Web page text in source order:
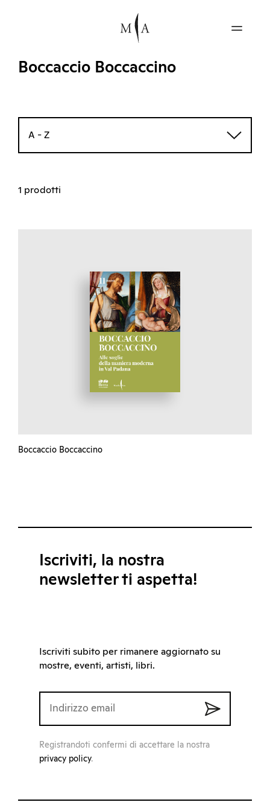
Boccaccio Boccaccino
A - Z
1 prodotti
Boccaccio Boccaccino
Iscriviti, la nostra
newsletter ti aspetta!
Iscriviti subito per rimanere aggiornato su
mostre, eventi, artisti, libri.
Registrandoti confermi di accettare la nostra
privacy policy.